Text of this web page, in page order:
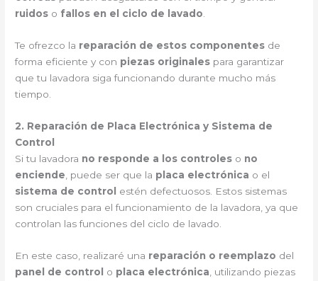
ruidos o fallos en el ciclo de lavado
Te ofrezco la reparación de estos componentes de
forma eficiente y con piezas originales para garantizar
que tu lavadora siga funcionando durante mucho más
tiempo.
2. Reparación de Placa Electrónica y Sistema de
Control
Si tu lavadora no responde a los controles o no
enciende , puede ser que la placa electrónica o el
sistema de control
estén defectuosos. Estos sistemas
son cruciales para el funcionamiento de la lavadora, ya que
controlan las funciones del ciclo de lavado.
En este caso, realizaré una reparación o reemplazo del
panel de control
o placa electrónica , utilizando piezas